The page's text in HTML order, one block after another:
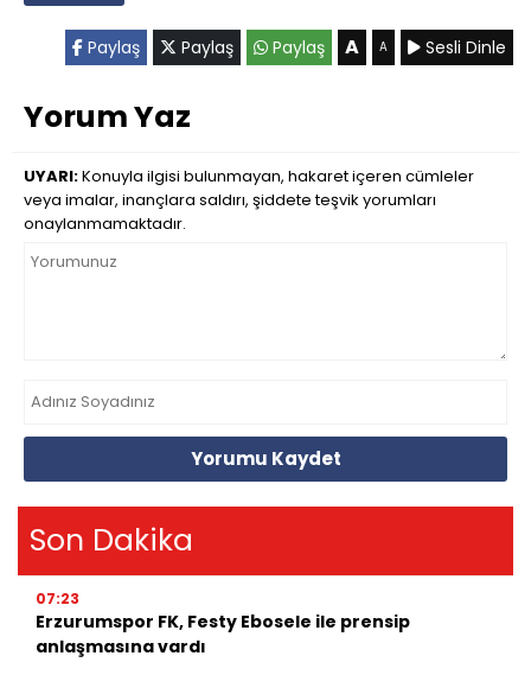
Paylaş Paylaş Paylaş A A Sesli Dinle
Yorum Yaz
UYARI:Konuyla ilgisi bulunmayan, hakaret içeren cümleler
veya imalar, inançlara saldırı, şiddete teşvik yorumları
onaylanmamaktadır.
Yorumu Kaydet
Son Dakika
07:23
Erzurumspor FK, Festy Ebosele ile prensip
anlaşmasına vardı